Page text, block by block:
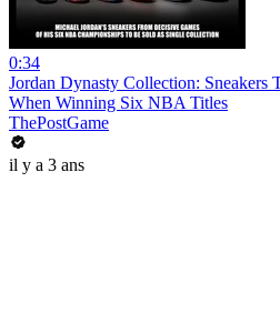
0:34
Jordan Dynasty Collection: Sneakers
When Winning Six NBA Titles
ThePostGame
il y a 3 ans